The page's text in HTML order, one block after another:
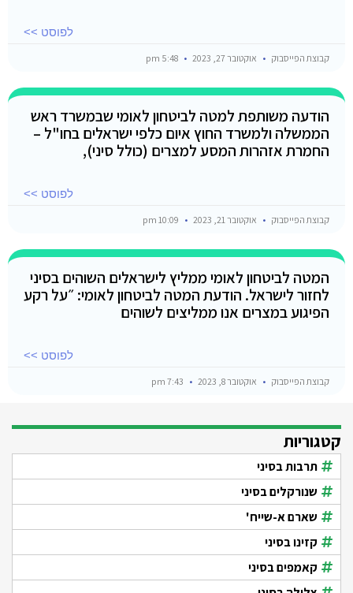
לפוסט >>
קבוצת הפייסבוק אוקטובר 27, 2023
הודעה משותפת למטה לביטחון לאומי שבמשרד ראש
הממשלה ולמשרד החוץ איום כלפי ישראלים בחו"ל –
החמרת אזהרות המסע למצרים (כולל סיני),
לפוסט >>
קבוצת הפייסבוק אוקטובר 21, 2023
המטה לביטחון לאומי ממליץ לישראלים השוהים בסיני
לחזור לישראל. הודעת המטה לביטחון לאומי: ״על רקע
הפיגוע במצרים אנו ממליצים לשוהים
לפוסט >>
קבוצת הפייסבוק אוקטובר 8, 2023
קטגוריות
תרבות בסיני
שנורקלים בסיני
שארם א-שייח'
קזינו בסיני
קאמפים בסיני